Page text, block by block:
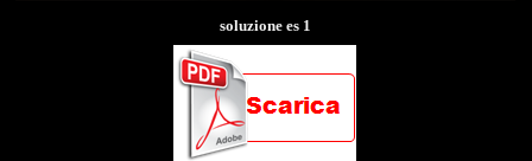
soluzione es 1